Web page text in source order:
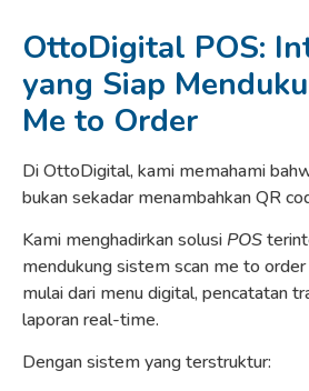
OttoDigital POS:
yang Siap
Me to Order
Di OttoDigital, kami memahami
bukan sekadar menambahkan QR
Kami menghadirkan solusi POS
mendukung sistem scan me to
mulai dari menu digital, pencatatan
laporan real-time.
Dengan sistem yang terstruktur: